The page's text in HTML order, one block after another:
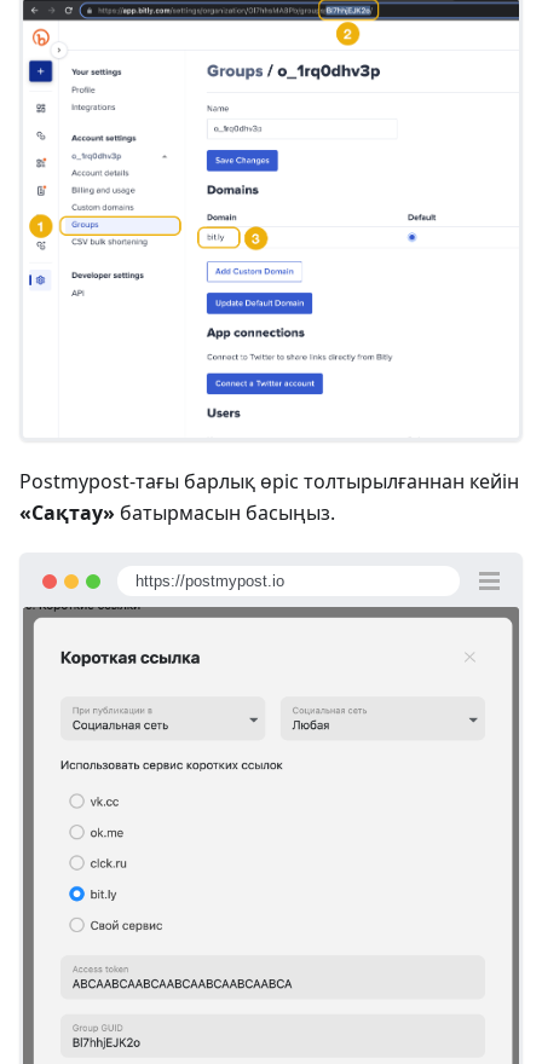
Postmypost-тағы барлық өріс толтырылғаннан кейін
«Сақтау» батырмасын басыңыз.
https://postmypost.io